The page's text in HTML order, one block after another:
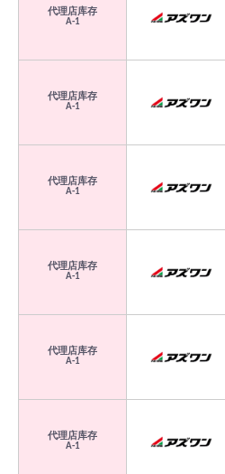
代理店库存
A-1
代理店库存
A-1
代理店库存
A-1
代理店库存
A-1
代理店库存
A-1
代理店库存
A-1